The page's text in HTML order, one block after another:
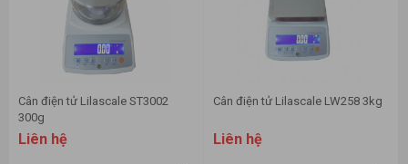
Cân điện tử Lilascale ST3002
300g
Liên hệ
Cân điện tử Lilascale LW258 3kg
Liên hệ